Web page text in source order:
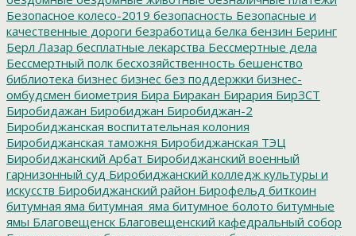
Безопасное колесо-2019 безопасность Безопасные и
качественные дороги безработица белка бензин Беринг
Берл Лазар бесплатные лекарства Бессмертные дела
Бессмертный полк бесхозяйственность бешенство
библиотека бизнес бизнес без поддержки бизнес-
омбудсмен биометрия Бира Биракан Бирария БирЗСТ
Биробидажан Биробиджан Биробиджан-2
Биробиджанская воспитательная колония
Биробиджанская таможня Биробиджанская ТЭЦ
Биробиджанский Арбат Биробиджанский военный
гарнизонный суд Биробиджанский колледж культуры и
искусств Биробиджанский район Бирофельд биткоин
битумная яма битумная_яма битумное болото битумные
ямы Благовещенск Благовещенский кафедральный собор